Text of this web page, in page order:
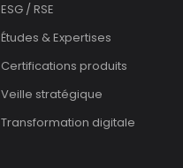
ESG / RSE
Études & Expertises
Certifications produits
Veille stratégique
Transformation digitale